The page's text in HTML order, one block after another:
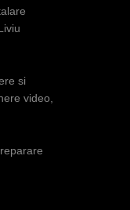
si
video,